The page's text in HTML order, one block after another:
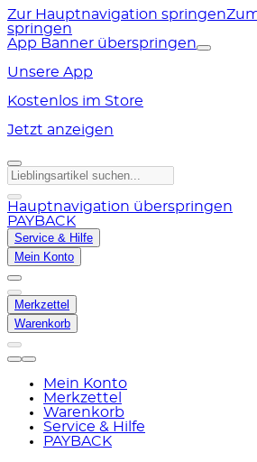
Zur Hauptnavigation springen
springen
App Banner überspringen
Unsere App
Kostenlos im Store
Jetzt anzeigen
Hauptnavigation überspringen
PAYBACK
Service & Hilfe
Mein Konto
Merkzettel
Warenkorb
Mein Konto
Merkzettel
Warenkorb
Service & Hilfe
PAYBACK